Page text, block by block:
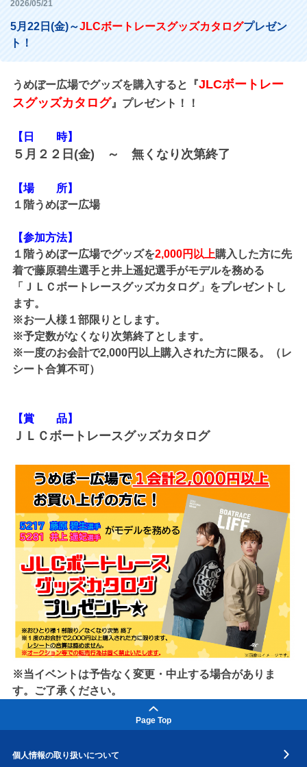
2026/05/21
5月22日(金)～JLCボートレースグッズカタログプレゼン
ト！
うめぼー広場でグッズを購入すると『JLCボートレー
スグッズカタログ』プレゼント！！
【日 時】
５月２２日(金) ～ 無くなり次第終了
【場 所】
１階うめぼー広場
【参加方法】
１階うめぼー広場でグッズを2,000円以上購入した方に先
着で藤原碧生選手と井上遥妃選手がモデルを務める
「ＪＬＣボートレースグッズカタログ」をプレゼントし
ます。
※お一人様１部限りとします。
※予定数がなくなり次第終了とします。
※一度のお会計で2,000円以上購入された方に限る。（レ
シート合算不可）
【賞 品】
ＪＬＣボートレースグッズカタログ
※当イベントは予告なく変更・中止する場合がありま
す。ご了承ください。
Page Top
個人情報の取り扱いについて